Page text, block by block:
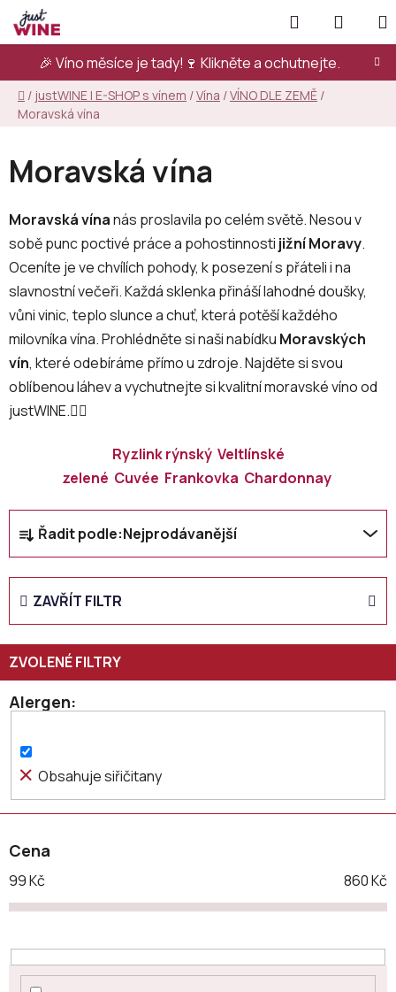
Přejít
na
obsah
🎉 Víno měsíce je tady!🍷 Klikněte a ochutnejte.
Hledat
KOŠÍK
Domů
/ justWINE | E-SHOP s vínem /Vína /VÍNO DLE ZEMĚ /
Moravská vína
Moravská vína
Moravská vínanás proslavila po celém světě. Nesou v
sobě punc poctivé práce a pohostinnosti jižní Moravy.
Oceníte je ve chvílích pohody, k posezení s přáteli i na
slavnostní večeři. Každá sklenka přináší lahodné doušky,
vůni vinic, teplo slunce a chuť, která potěší každého
milovníka vína. Prohlédněte si naši nabídku Moravských
vín, které odebíráme přímo u zdroje. Najděte si svou
oblíbenou láhev a vychutnejte si kvalitní moravské víno od
justWINE.👇🏻
Ryzlink rýnský Veltlínské
zelené Cuvée Frankovka Chardonnay
Ř
a
z
n
p
r
o
u
t
ů
Řadit podle:Nejprodávanější
ZAVŘÍT FILTR
Alergen
Obsahuje siřičitany
Cena
99Kč 860Kč